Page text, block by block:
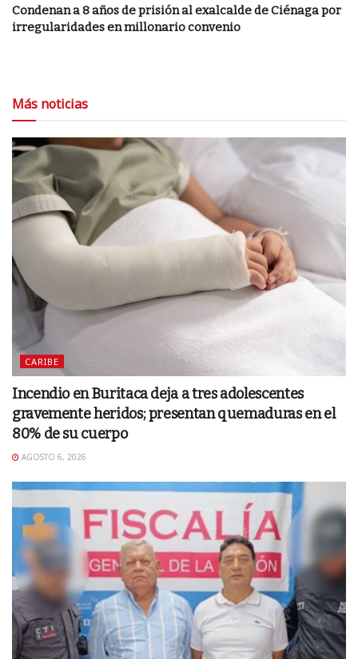
Condenan a 8 años de prisión al exalcalde de Ciénaga por
irregularidades en millonario convenio
Más noticias
CARIBE
Incendio en Buritaca deja a tres adolescentes
gravemente heridos; presentan quemaduras en el
80% de su cuerpo
AGOSTO 6, 2026